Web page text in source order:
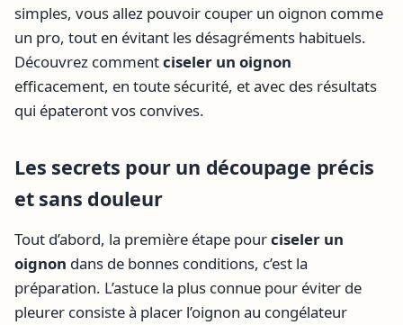
simples, vous allez pouvoir couper un oignon comme
un pro, tout en évitant les désagréments habituels.
Découvrez commentciseler un oignon
efficacement, en toute sécurité, et avec des résultats
qui épateront vos convives.
Les secrets pour un découpage précis
et sans douleur
Tout d’abord, la première étape pourciseler un
oignon dans de bonnes conditions, c’est la
préparation. L’astuce la plus connue pour éviter de
pleurer consiste à placer l’oignon au congélateur